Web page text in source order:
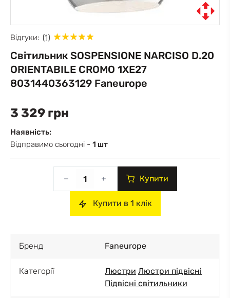
Відгуки: (1)
Світильник SOSPENSIONE NARCISO D.20
ORIENTABILE CROMO 1XE27
8031440363129 Faneurope
3 329 грн
Наявність:
Відправимо сьогодні - 1 шт
Купити
Купити в 1 клік
Бренд Faneurope
Категорії Люстри Люстри підвісні
Підвісні світильники